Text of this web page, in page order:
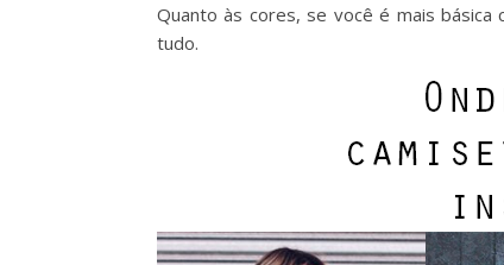
Quanto às cores, se você é mais
tudo.